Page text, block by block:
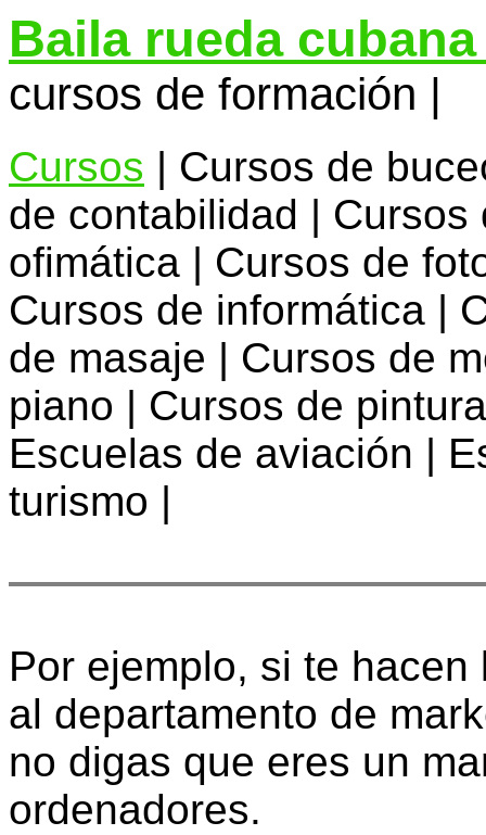
Baila rueda
cursos de formación |
Cursos | Cursos de
de contabilidad |
ofimática | Cursos de
Cursos de informática |
de masaje | Cursos de
piano | Cursos de
Escuelas de aviación |
turismo |
Por ejemplo, si te
al departamento de
no digas que eres un
ordenadores.